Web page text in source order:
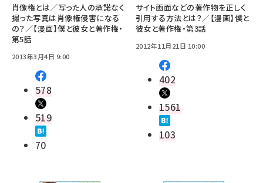
肖像権とは／写った人の承諾なく
撮った写真は肖像権侵害になる
の？／【漫画】僕と彼女と著作権・
第5話
2013年3月4日 9:00
578
519
70
サイト画面などの著作物を正しく
引用する方法とは？／【漫画】僕と
彼女と著作権・第3話
2012年11月21日 10:00
402
1561
103